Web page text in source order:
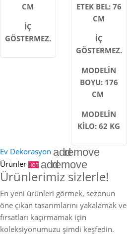
CM
İÇ
GÖSTERMEZ.
ETEK BEL: 76
CM
İÇ
GÖSTERMEZ.
MODELİN
BOYU: 176
CM
MODELİN
KİLO: 62 KG
Ev Dekorasyon addremove
Ürünler HOT addremove
Ürünlerimiz sizlerle!
En yeni ürünleri görmek, sezonun
öne çıkan tasarımlarını yakalamak ve
fırsatları kaçırmamak için
koleksiyonumuzu şimdi keşfedin.